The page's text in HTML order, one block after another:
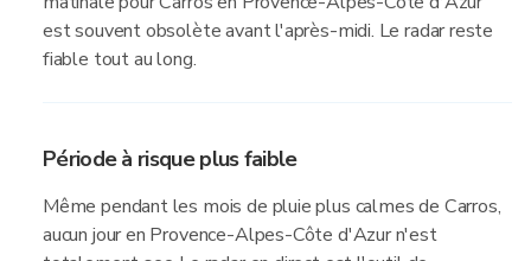
est souvent obsolète avant l'après-midi. Le radar reste
fiable tout au long.
Période à risque plus faible
Même pendant les mois de pluie plus calmes de Carros,
aucun jour en Provence-Alpes-Côte d'Azur n'est